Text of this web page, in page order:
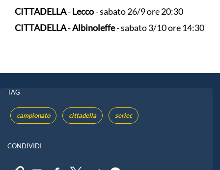
CITTADELLA-Lecco- sabato 26/9 ore 20:30
CITTADELLA-Albinoleffe- sabato 3/10 ore 14:30
TAG
campionato cittadella seriec
CONDIVIDI